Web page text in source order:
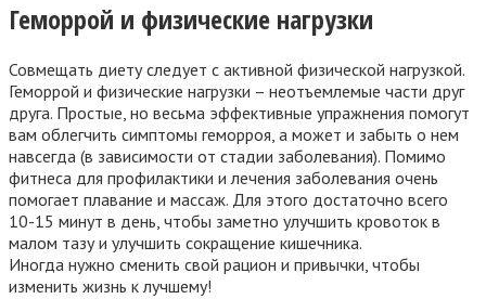
Геморрой и физические нагрузки
Совмещать диету следует с активной физической нагрузкой.
Геморрой и физические нагрузки – неотъемлемые части друг
друга. Простые, но весьма эффективные упражнения помогут
вам облегчить симптомы геморроя, а может и забыть о нем
навсегда (в зависимости от стадии заболевания). Помимо
фитнеса для профилактики и лечения заболевания очень
помогает плавание и массаж. Для этого достаточно всего
10-15 минут в день, чтобы заметно улучшить кровоток в
малом тазу и улучшить сокращение кишечника.
Иногда нужно сменить свой рацион и привычки, чтобы
изменить жизнь к лучшему!